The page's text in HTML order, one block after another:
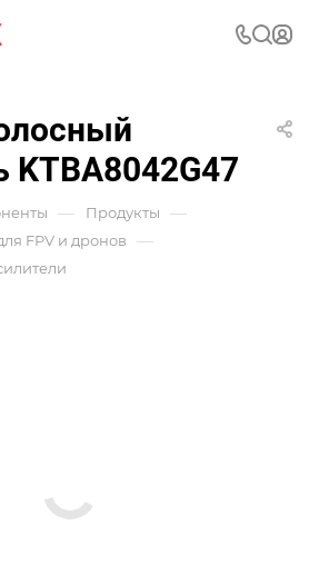
KTBA8042G47
— Продукты —
FPV и дронов —